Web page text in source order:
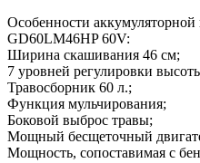
Особенности аккумуляторной
GD60LM46HP 60V:
Ширина скашивания 46 см;
7 уровней регулировки
Травосборник 60 л.;
Функция мульчирования;
Боковой выброс травы;
Мощный бесщеточный
Мощность, сопоставимая с